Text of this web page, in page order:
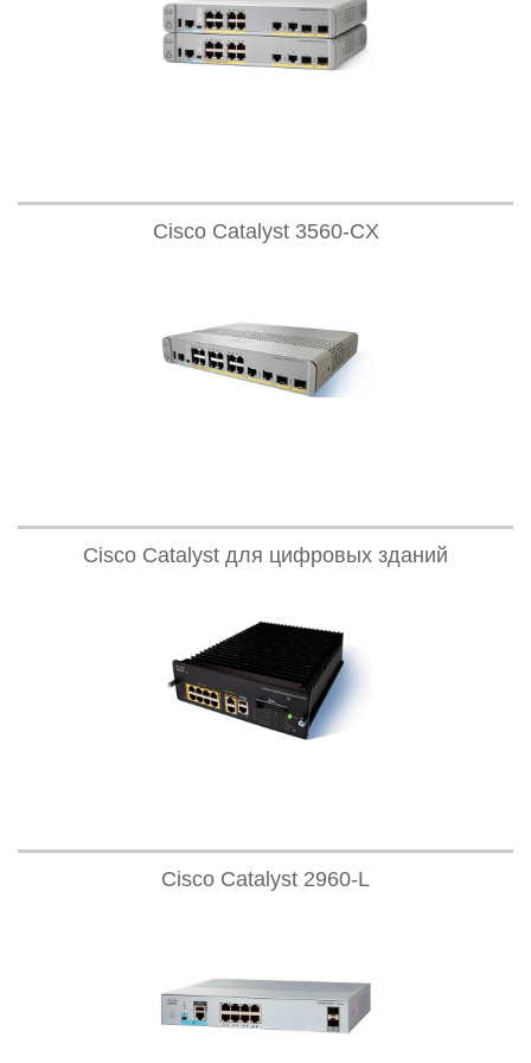
Cisco Catalyst 3560-CX
Cisco Catalyst для цифровых зданий
Cisco Catalyst 2960-L